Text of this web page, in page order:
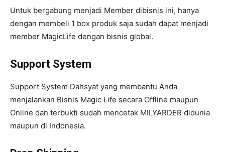
Untuk bergabung menjadi Member dibisnis ini, hanya
dengan membeli 1 box produk saja sudah dapat menjadi
member MagicLife dengan bisnis global.
Support System
Support System Dahsyat yang membantu Anda
menjalankan Bisnis Magic Life secara Offline maupun
Online dan terbukti sudah mencetak MILYARDER didunia
maupun di Indonesia.